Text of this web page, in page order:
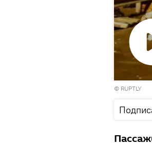
© RUPTLY